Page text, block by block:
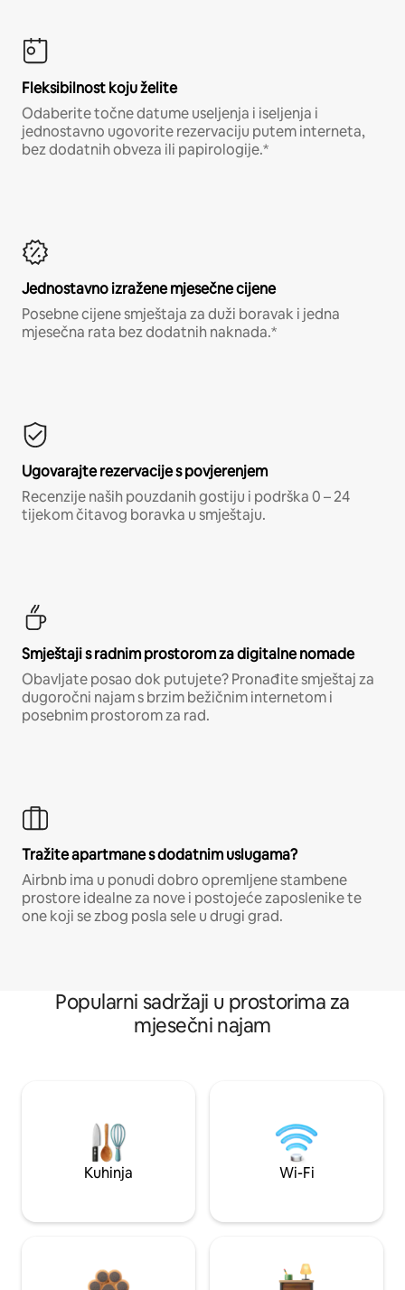
Fleksibilnost koju želite
Odaberite točne datume useljenja i iseljenja i
jednostavno ugovorite rezervaciju putem interneta,
bez dodatnih obveza ili papirologije.*
Jednostavno izražene mjesečne cijene
Posebne cijene smještaja za duži boravak i jedna
mjesečna rata bez dodatnih naknada.*
Ugovarajte rezervacije s povjerenjem
Recenzije naših pouzdanih gostiju i podrška 0 – 24
tijekom čitavog boravka u smještaju.
Smještaji s radnim prostorom za digitalne nomade
Obavljate posao dok putujete? Pronađite smještaj za
dugoročni najam s brzim bežičnim internetom i
posebnim prostorom za rad.
Tražite apartmane s dodatnim uslugama?
Airbnb ima u ponudi dobro opremljene stambene
prostore idealne za nove i postojeće zaposlenike te
one koji se zbog posla sele u drugi grad.
Popularni sadržaji u prostorima za
mjesečni najam
Kuhinja Wi-Fi